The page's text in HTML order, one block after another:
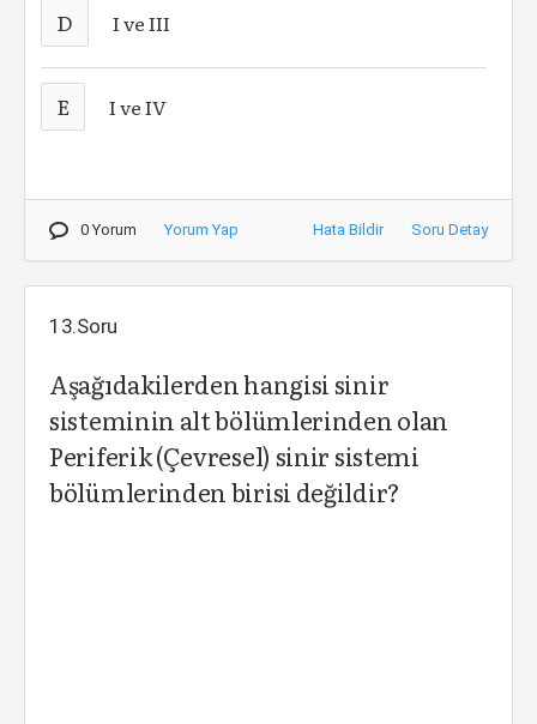
D I ve III
E I ve IV
0 Yorum Yorum Yap Hata Bildir Soru Detay
13.Soru
Aşağıdakilerden hangisi sinir
sisteminin alt bölümlerinden olan
Periferik (Çevresel) sinir sistemi
bölümlerinden birisi değildir?